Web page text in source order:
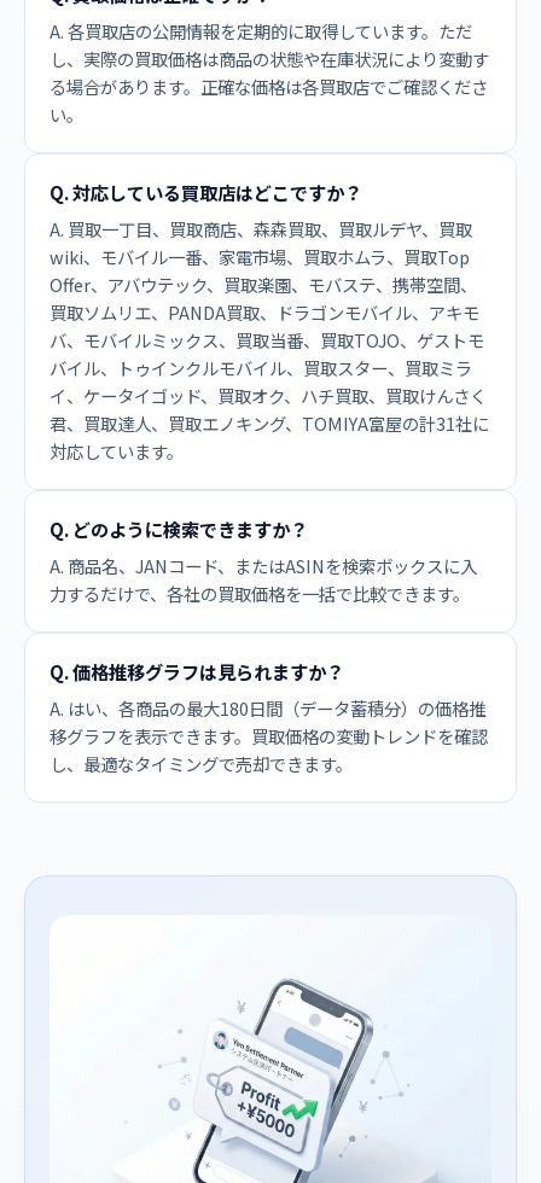
A. 各買取店の公開情報を定期的に取得しています。ただ
し、実際の買取価格は商品の状態や在庫状況により変動す
る場合があります。正確な価格は各買取店でご確認くださ
い。
Q. 対応している買取店はどこですか？
A. 買取一丁目、買取商店、森森買取、買取ルデヤ、買取
wiki、モバイル一番、家電市場、買取ホムラ、買取Top
Offer、アバウテック、買取楽園、モバステ、携帯空間、
買取ソムリエ、PANDA買取、ドラゴンモバイル、アキモ
バ、モバイルミックス、買取当番、買取TOJO、ゲストモ
バイル、トゥインクルモバイル、買取スター、買取ミラ
イ、ケータイゴッド、買取オク、ハチ買取、買取けんさく
君、買取達人、買取エノキング、TOMIYA富屋の計31社に
対応しています。
Q. どのように検索できますか？
A. 商品名、JANコード、またはASINを検索ボックスに入
力するだけで、各社の買取価格を一括で比較できます。
Q. 価格推移グラフは見られますか？
A. はい、各商品の最大180日間（データ蓄積分）の価格推
移グラフを表示できます。買取価格の変動トレンドを確認
し、最適なタイミングで売却できます。